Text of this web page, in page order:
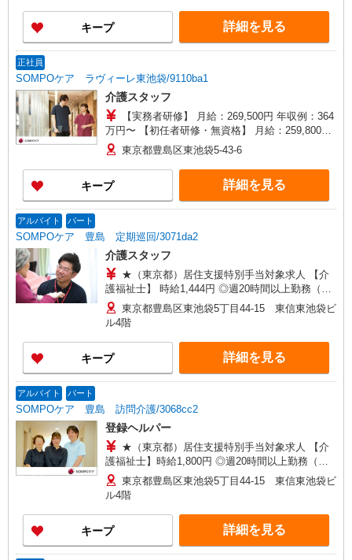
手当 ・特別夜勤手当 ・日祝手当（月平均2回分）
・夜勤手当（月平均5回分） ※居住支援特別手当
は勤続5年目までの方はさらに1万円支給（再入社
業時は別途時間外手当支給（超過1分〜）
キープ 詳細を見る
正社員
SOMPOケア ラヴィーレ東池袋/9110ba1
介護スタッフ
【実務者研修】 月給：269,500円 年収例：364
万円〜 【初任者研修・無資格】 月給：259,800円
年収例：351万円〜 ※職務手当、（東京都）居住
支援特別手当、働きがい向上手当、働きがい向上
手当、日祝手当（月平均2回分）、夜勤手当（月平
均5回分）等、毎月平均的に支払われる手当を含み
ます。 ※居住支援特別手当は勤続5年目までの方
本給2.08ヶ月分/年支給 ◎残業時は別途時間外手当
支給（超過1分〜）
東京都豊島区東池袋5-43-6
キープ 詳細を見る
アルバイト パート
SOMPOケア 豊島 定期巡回/3071da2
介護スタッフ
★（東京都）居住支援特別手当対象求人 【介
護福祉士】 時給1,444円 ◎週20時間以上勤務（社
保加入者）の場合は時給1,494円 【実務者研修・
初任者研修（ヘルパー1級・2級）】 時給1,364円
◎週20時間以上勤務（社保加入者）の場合は時給
1,414円 ※居住支援特別手当は勤続5年目までの方
はさらに時給＋50円（再入社者は除く） ◎夜勤勤
務の場合別途手当あり：4,000円/回
東京都豊島区東池袋5丁目44-15 東信東池袋ビ
ル4階
キープ 詳細を見る
アルバイト パート
SOMPOケア 豊島 訪問介護/3068cc2
登録ヘルパー
★（東京都）居住支援特別手当対象求人 【介
護福祉士】時給1,800円 ◎週20時間以上勤務（社
保加入者）の場合は時給1,850円 ＊早朝夜間（〜8
時、18時〜）：時給2,250円〜 ＊日曜祝日：時給
2,100円〜 【実務者研修・初任者研修（ヘルパー1
級・2級）】時給1,720円 ◎週20時間以上勤務（社
保加入者）の場合は時給1,770円 ＊早朝夜間（〜8
時、18時〜）：時給2,150円〜 ＊日曜祝日：時給
東京都豊島区東池袋5丁目44-15 東信東池袋ビ
ル4階
キープ 詳細を見る